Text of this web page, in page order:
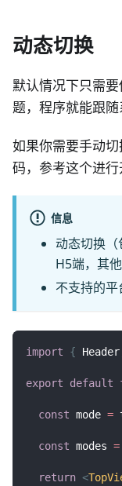
动态切换
默认情况下只需
题，程序就能跟
如果你需要手动
码，参考这个进行
信息
动态切换
H5端，其
不支持的
import { Header
export default
const mode =
const modes =
return <